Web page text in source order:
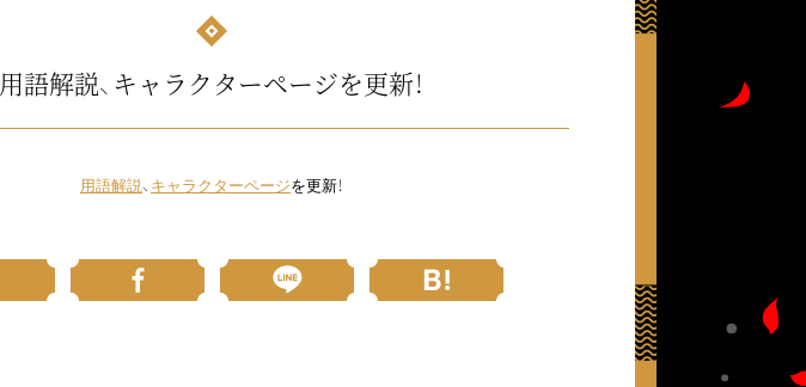
用語解説、キャラクターページを更新！
用語解説、 キャラクターページを更新！